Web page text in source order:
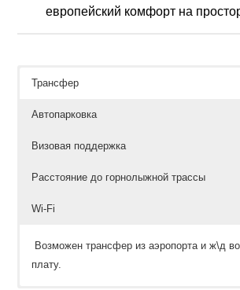
европейский комфорт на
Трансфер
Автопарковка
Визовая поддержка
Расстояние до горнолыжной трассы
Wi-Fi
Возможен трансфер из аэропорта и ж\д
плату.